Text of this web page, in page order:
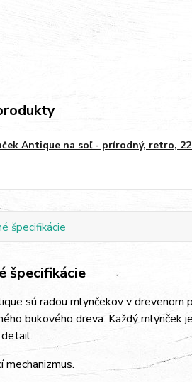
Antique na soľ - prírodný, retro,
špecifikácie
špecifikácie
sú radou mlynčekov v drevenom
bukového dreva. Každý
mechanizmus.